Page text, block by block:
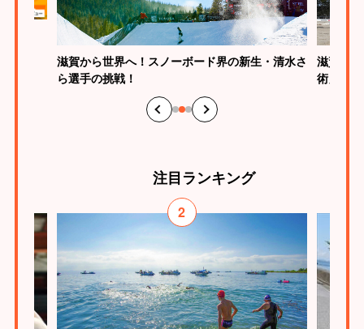
生・清水さ 滋賀は馬術大国！馬とともに挑むスポーツ「馬
術」の魅力とは？
注目ランキング
3